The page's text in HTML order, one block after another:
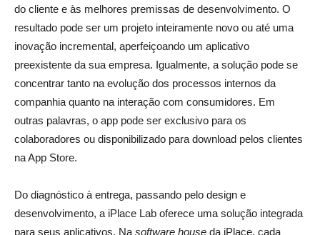
do cliente e às melhores premissas de desenvolvimento. O
resultado pode ser um projeto inteiramente novo ou até uma
inovação incremental, aperfeiçoando um aplicativo
preexistente da sua empresa. Igualmente, a solução pode se
concentrar tanto na evolução dos processos internos da
companhia quanto na interação com consumidores. Em
outras palavras, o app pode ser exclusivo para os
colaboradores ou disponibilizado para download pelos clientes
na App Store.
Do diagnóstico à entrega, passando pelo design e
desenvolvimento, a iPlace Lab oferece uma solução integrada
para seus aplicativos. Na software house da iPlace, cada